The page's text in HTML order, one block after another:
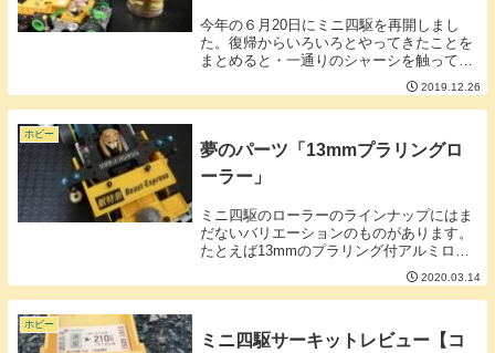
今年の６月20日にミニ四駆を再開しまし
た。復帰からいろいろとやってきたことを
まとめると・一通りのシャーシを触ってみ
たその中でプロペラシャフトがあまり好き
ではないということが自分の中で出てきま
した。また、コンセプトとしてアニマルミ
2019.12.26
ホビー
夢のパーツ「13mmプラリングロ
ーラー」
ミニ四駆のローラーのラインナップにはま
だないバリエーションのものがあります。
たとえば13mmのプラリング付アルミロー
ラー9mmのオールアルミローラーなどがあ
ります。■13mmのプラリング付きローラ
ーを疑似で作ってみる。用意するものは
2020.03.14
ホビー
ミニ四駆サーキットレビュー【コ